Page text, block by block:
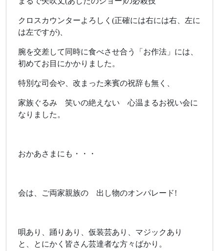
クロスカウンターよろしく(正確には右には右、左に
は左ですが)、
腕を交差して同時に食べさせ合う「お作法」には、
初めてお目にかかりました。
特別な司会や、改まった来賓の祝辞も無く、
家族ぐるみ 笑いの絶えない 心温まるお祝い会に
なりました。
おかあさまにも・・・
会は、ご両家親族の 出し物のオンパレード!
唄あり、踊りあり、仮装芸あり、マジックあり
と、とにかく皆さん芸達者な方々ばかり。